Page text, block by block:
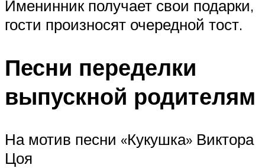
Именинник получает свои подарки,
гости произносят очередной тост.
Песни переделки
выпускной родителям
На мотив песни «Кукушка» Виктора
Цоя